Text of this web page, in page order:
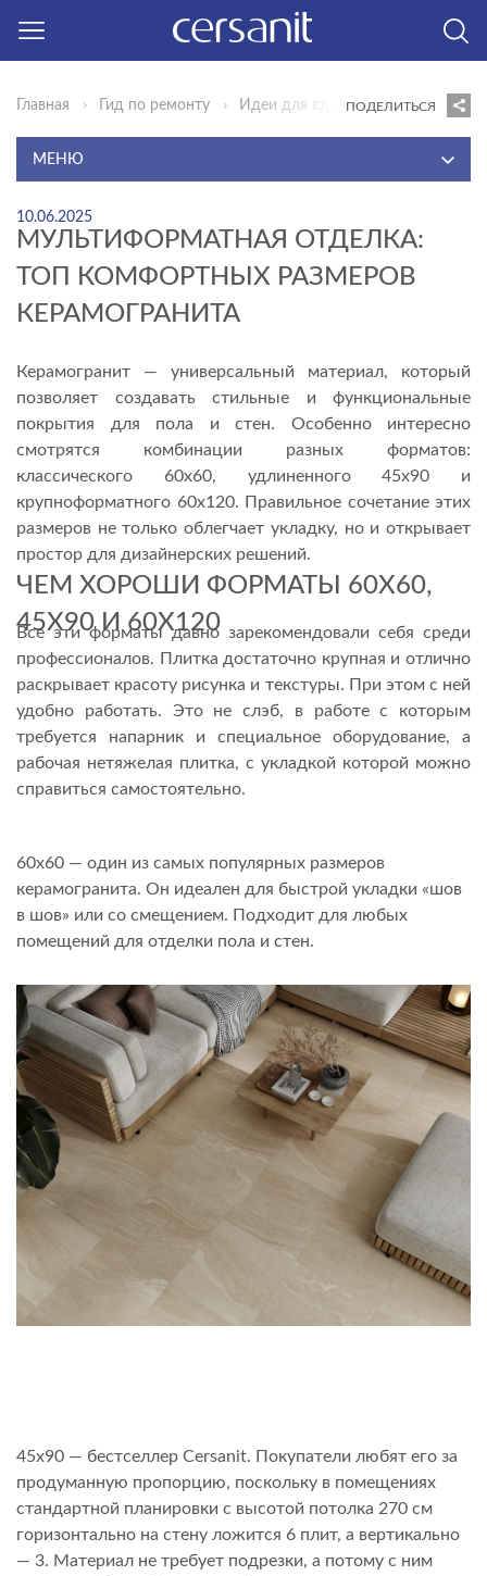
Главная Гид по ремонту Идеи для вдохновения
ПОДЕЛИТЬСЯ
МЕНЮ
ИДЕИ ДЛЯ ВДОХНОВЕНИЯ
ИННОВАЦИИ КОМФОРТА
ГОТОВЫЕ РЕШЕНИЯ
СОВЕТЫ ЭКСПЕРТА
КОНСТРУКТОР
ВОПРОСЫ И ОТВЕТЫ
10.06.2025
МУЛЬТИФОРМАТНАЯ ОТДЕЛКА:
ТОП КОМФОРТНЫХ РАЗМЕРОВ
КЕРАМОГРАНИТА
Керамогранит — универсальный материал, который
позволяет создавать стильные и функциональные
покрытия для пола и стен. Особенно интересно
смотрятся комбинации разных форматов:
классического 60х60, удлиненного 45х90 и
крупноформатного 60х120. Правильное сочетание этих
размеров не только облегчает укладку, но и открывает
простор для дизайнерских решений.
ЧЕМ ХОРОШИ ФОРМАТЫ 60Х60,
45Х90 И 60Х120
Все эти форматы давно зарекомендовали себя среди
профессионалов. Плитка достаточно крупная и отлично
раскрывает красоту рисунка и текстуры. При этом с ней
удобно работать. Это не слэб, в работе с которым
требуется напарник и специальное оборудование, а
рабочая нетяжелая плитка, с укладкой которой можно
справиться самостоятельно.
60х60 — один из самых популярных размеров
керамогранита. Он идеален для быстрой укладки «шов
в шов» или со смещением. Подходит для любых
помещений для отделки пола и стен.
45х90 — бестселлер Cersanit. Покупатели любят его за
продуманную пропорцию, поскольку в помещениях
стандартной планировки с высотой потолка 270 см
горизонтально на стену ложится 6 плит, а вертикально
— 3. Материал не требует подрезки, а потому с ним